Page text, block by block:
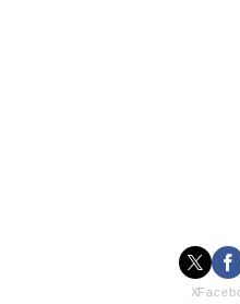
アメリカ、ヨーロッパな
した超大型プロジェクト
X